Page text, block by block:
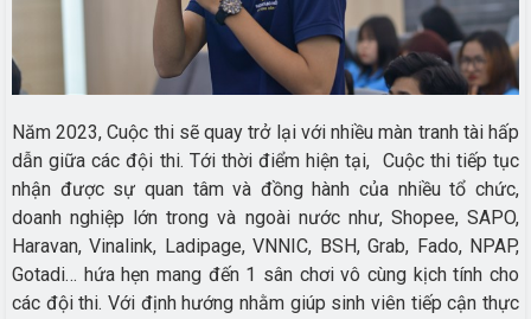
Năm 2023, Cuộc thi sẽ quay trở lại với nhiều màn tranh tài hấp
dẫn giữa các đội thi. Tới thời điểm hiện tại, Cuộc thi tiếp tục
nhận được sự quan tâm và đồng hành của nhiều tổ chức,
doanh nghiệp lớn trong và ngoài nước như, Shopee, SAPO,
Haravan, Vinalink, Ladipage, VNNIC, BSH, Grab, Fado, NPAP,
Gotadi… hứa hẹn mang đến 1 sân chơi vô cùng kịch tính cho
các đội thi. Với định hướng nhằm giúp sinh viên tiếp cận thực